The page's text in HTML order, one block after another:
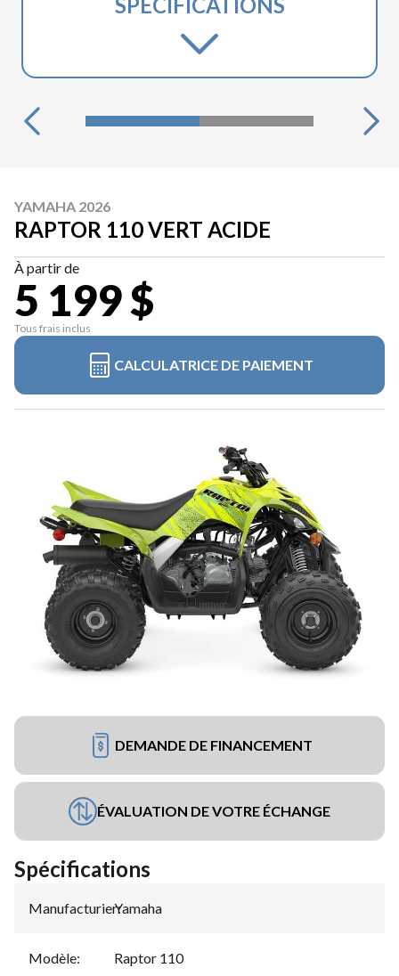
YAMAHA 2026
RAPTOR 110 VERT ACIDE
À partir de
5 199 $
Tous frais inclus
CALCULATRICE DE PAIEMENT
DEMANDE DE FINANCEMENT
ÉVALUATION DE VOTRE ÉCHANGE
Spécifications
Manufacturier:
Yamaha
Modèle: Raptor 110